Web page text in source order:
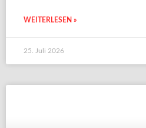
WEITERLESEN »
25. Juli 2026